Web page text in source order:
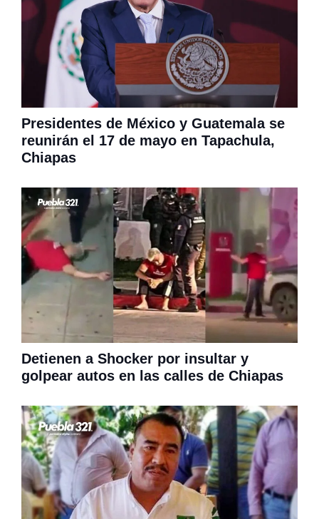
Presidentes de México y Guatemala se
reunirán el 17 de mayo en Tapachula,
Chiapas
Detienen a Shocker por insultar y
golpear autos en las calles de Chiapas